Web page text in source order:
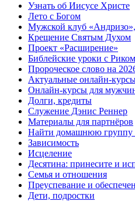
Узнать об Иисусе Христе
Лето с Богом
Мужской клуб
Крещение Святым Духом
Проект «Расширение»
Библейские уроки с
Пророческое слово на
Актуальные онлайн-
Онлайн-курсы для
Долги, кредиты
Служение Дэнис Реннер
Материалы для партнёров
Найти домашнюю группу
Зависимость
Исцеление
Десятина: принесите и
Семья и отношения
Преуспевание и
Дети, подростки